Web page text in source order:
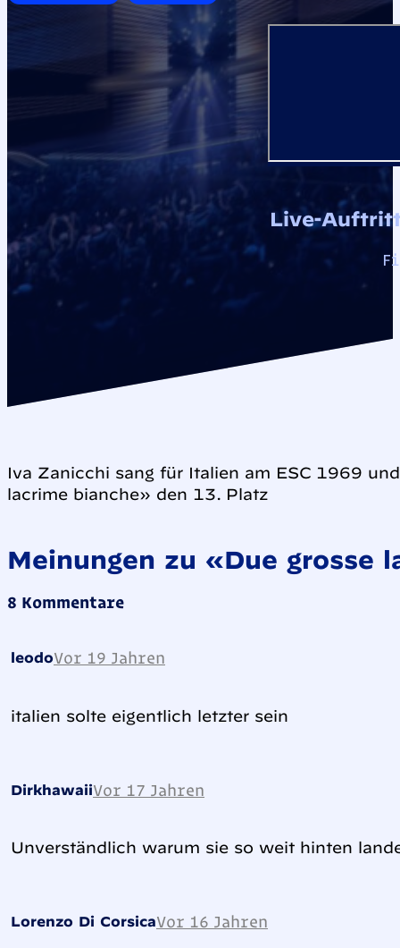
Live-
Iva Zanicchi sang für Italien am ESC 1969
lacrime bianche» den 13. Platz
Meinungen zu «Due grosse
8 Kommentare
leodoVor 19 Jahren
italien solte eigentlich letzter sein
DirkhawaiiVor 17 Jahren
Unverständlich warum sie so weit hinten
Lorenzo Di CorsicaVor 16 Jahren